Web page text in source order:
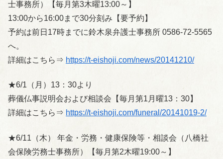
士事務所）【毎月第3木曜13:00～】
13:00から16:00まで30分刻み【要予約】
予約は前日17時までに鈴木泉弁護士事務所 0586-72-5565
へ。
詳細はこちら⇒ https://t-eishoji.com/news/20141210/
★6/1（月）13：30より
葬儀仏事説明会および相談会【毎月第1月曜13：30】
詳細はこちら⇒ https://t-eishoji.com/funeral/20141019-2/
★6/11（木） 年金・労務・健康保険等・相談会（八橋社
会保険労務士事務所）【毎月第2木曜19:00～】